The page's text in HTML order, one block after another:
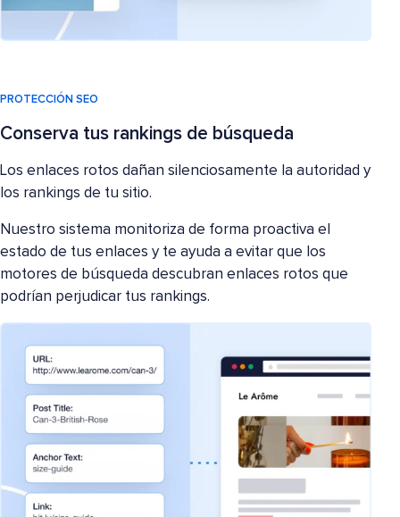
PROTECCIÓN SEO
Conserva tus rankings de búsqueda
Los enlaces rotos dañan silenciosamente la autoridad y
los rankings de tu sitio.
Nuestro sistema monitoriza de forma proactiva el
estado de tus enlaces y te ayuda a evitar que los
motores de búsqueda descubran enlaces rotos que
podrían perjudicar tus rankings.